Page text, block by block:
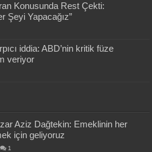
Konusunda Rest Çekti:
Şeyi Yapacağız”
iddia: ABD’nin kritik füze
veriyor
Aziz Dağtekin: Emeklinin her
için geliyoruz
1